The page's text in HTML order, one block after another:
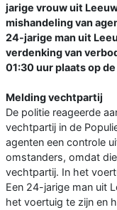
jarige vrouw uit
mishandeling van
24-jarige man uit
verdenking van
01:30 uur plaats op
Melding vechtpartij
De politie reageerde
vechtpartij in de
agenten een controle
omstanders, omdat
vechtpartij. In het
Een 24-jarige man uit
het voertuig te zijn en